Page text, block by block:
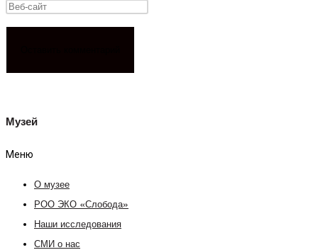
Музей
Меню
О музее
РОО ЭКО «Слобода»
Наши исследования
СМИ о нас